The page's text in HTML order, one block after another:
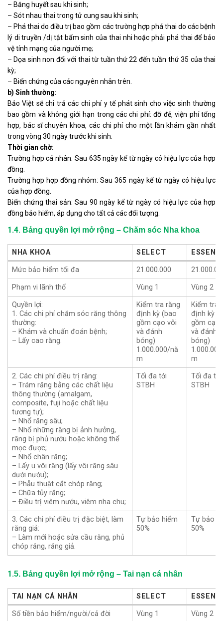
– Băng huyết sau khi sinh;
– Sót nhau thai trong tử cung sau khi sinh;
– Phá thai do điều trị bao gồm các trường hợp phá thai do các bệnh
lý di truyền /dị tật bẩm sinh của thai nhi hoặc phải phá thai để bảo
vệ tính mạng của người mẹ;
– Dọa sinh non đối với thai từ tuần thứ 22 đến tuần thứ 35 của thai
kỳ;
– Biến chứng của các nguyên nhân trên.
b) Sinh thường:
Bảo Việt sẽ chi trả các chi phí y tế phát sinh cho việc sinh thường
bao gồm và không giới hạn trong các chi phí: đỡ đẻ, viện phí tổng
hợp, bác sĩ chuyên khoa, các chi phí cho một lần khám gần nhất
trong vòng 30 ngày trước khi sinh.
Thời gian chờ:
Trường hợp cá nhân: Sau 635 ngày kể từ ngày có hiệu lực của hợp
đồng.
Trường hợp hợp đồng nhóm: Sau 365 ngày kể từ ngày có hiệu lực
của hợp đồng.
Biến chứng thai sản: Sau 90 ngày kể từ ngày có hiệu lực của hợp
đồng bảo hiểm, áp dụng cho tất cả các đối tượng.
1.4. Bảng quyền lợi mở rộng – Chăm sóc Nha khoa
NHA KHOA SELECT
NHA KHOA
SELECT
Mức bảo hiểm tối đa 21.000.000
Phạm vi lãnh thổ Vùng 1 Vùng 2
Quyền lợi:
1. Các chi phí chăm sóc răng thông
thường:
– Khám và chuẩn đoán bệnh;
– Lấy cao răng.
Kiểm tra răng
định kỳ (bao
gồm cạo vôi
và đánh
bóng)
1.000.000/nă
m
Kiểm tra
định kỳ
gồm cạo
và đánh
bóng)
m
2. Các chi phí điều trị răng:
– Trám răng bằng các chất liệu
thông thường (amalgam,
composite, fuji hoặc chất liệu
tương tự);
– Nhổ răng sâu;
– Nhổ những răng bị ảnh hưởng,
răng bị phủ nướu hoặc không thể
mọc được;
– Nhổ chân răng;
– Lấy u vôi răng (lấy vôi răng sâu
dưới nướu);
– Phẫu thuật cắt chóp răng;
– Chữa tủy răng;
– Điều trị viêm nướu, viêm nha chu;
Tối đa tới
STBH
Tối đa tới
STBH
3. Các chi phí điều trị đặc biệt, làm
răng giả:
– Làm mới hoặc sửa cầu răng, phủ
chóp răng, răng giả.
Tự bảo hiểm
50%
Tự bảo
50%
1.5. Bảng quyền lợi mở rộng – Tai nạn cá nhân
TAI NẠN CÁ NHÂN SELECT
TAI NẠN CÁ NHÂN
SELECT
Số tiền bảo hiểm/người/cả đời Vùng 1 Vùng 2